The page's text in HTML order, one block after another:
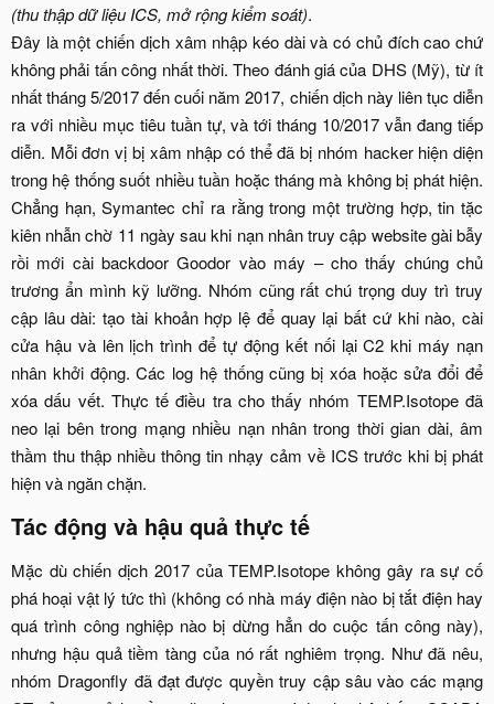
(thu thập dữ liệu ICS, mở rộng kiểm soát).
Đây là một chiến dịch xâm nhập kéo dài và có chủ đích cao chứ
không phải tấn công nhất thời. Theo đánh giá của DHS (Mỹ), từ ít
nhất tháng 5/2017 đến cuối năm 2017, chiến dịch này liên tục diễn
ra với nhiều mục tiêu tuần tự, và tới tháng 10/2017 vẫn đang tiếp
diễn. Mỗi đơn vị bị xâm nhập có thể đã bị nhóm hacker hiện diện
trong hệ thống suốt nhiều tuần hoặc tháng mà không bị phát hiện.
Chẳng hạn, Symantec chỉ ra rằng trong một trường hợp, tin tặc
kiên nhẫn chờ 11 ngày sau khi nạn nhân truy cập website gài bẫy
rồi mới cài backdoor Goodor vào máy – cho thấy chúng chủ
trương ẩn mình kỹ lưỡng. Nhóm cũng rất chú trọng duy trì truy
cập lâu dài: tạo tài khoản hợp lệ để quay lại bất cứ khi nào, cài
cửa hậu và lên lịch trình để tự động kết nối lại C2 khi máy nạn
nhân khởi động. Các log hệ thống cũng bị xóa hoặc sửa đổi để
xóa dấu vết. Thực tế điều tra cho thấy nhóm TEMP.Isotope đã
neo lại bên trong mạng nhiều nạn nhân trong thời gian dài, âm
thầm thu thập nhiều thông tin nhạy cảm về ICS trước khi bị phát
hiện và ngăn chặn.​
Tác động và hậu quả thực tế​
Mặc dù chiến dịch 2017 của TEMP.Isotope không gây ra sự cố
phá hoại vật lý tức thì (không có nhà máy điện nào bị tắt điện hay
quá trình công nghiệp nào bị dừng hẳn do cuộc tấn công này),
nhưng hậu quả tiềm tàng của nó rất nghiêm trọng. Như đã nêu,
nhóm Dragonfly đã đạt được quyền truy cập sâu vào các mạng